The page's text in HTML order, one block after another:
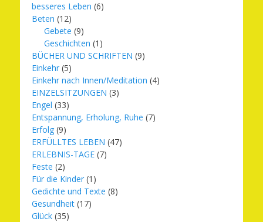
besseres Leben (6)
Beten (12)
Gebete (9)
Geschichten (1)
BÜCHER UND SCHRIFTEN (9)
Einkehr (5)
Einkehr nach Innen/Meditation (4)
EINZELSITZUNGEN (3)
Engel (33)
Entspannung, Erholung, Ruhe (7)
Erfolg (9)
ERFÜLLTES LEBEN (47)
ERLEBNIS-TAGE (7)
Feste (2)
Für die Kinder (1)
Gedichte und Texte (8)
Gesundheit (17)
Glück (35)